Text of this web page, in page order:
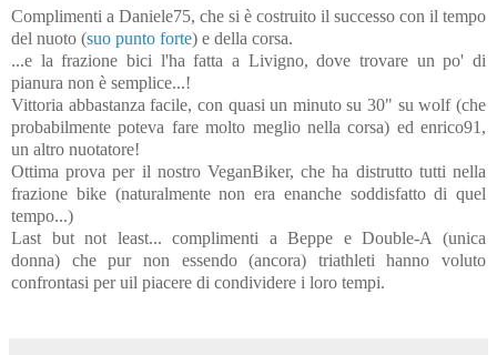
Complimenti a Daniele75, che si è costruito il successo con il tempo
del nuoto (suo punto forte) e della corsa.
...e la frazione bici l'ha fatta a Livigno, dove trovare un po' di
pianura non è semplice...!
Vittoria abbastanza facile, con quasi un minuto su 30" su wolf (che
probabilmente poteva fare molto meglio nella corsa) ed enrico91,
un altro nuotatore!
Ottima prova per il nostro VeganBiker, che ha distrutto tutti nella
frazione bike (naturalmente non era enanche soddisfatto di quel
tempo...)
Last but not least... complimenti a Beppe e Double-A (unica
donna) che pur non essendo (ancora) triathleti hanno voluto
confrontasi per uil piacere di condividere i loro tempi.